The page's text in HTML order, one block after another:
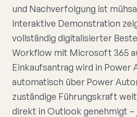
und Nachverfolgung ist
interaktive Demonstration
vollständig digitalisierter
Workflow mit Microsoft 365
Einkaufsantrag wird in Power
automatisch über Power
zuständige Führungskraft
direkt in Outlook genehmigt